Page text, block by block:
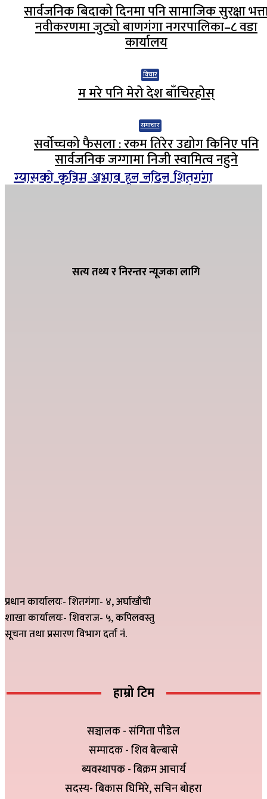
सार्वजनिक बिदाको दिनमा पनि सामाजिक सुरक्षा
नवीकरणमा जुट्यो बाणगंगा नगरपालिका–८ वडा
कार्यालय
विचार
म मरे पनि मेरो देश बाँचिरहोस्
समाचार
सर्वोच्चको फैसला : रकम तिरेर उद्योग किनिए पनि
सार्वजनिक जग्गामा निजी स्वामित्व नहुने
ग्यासको कृत्रिम अभाव हुन नदिन शितगंगा
सत्य तथ्य र निरन्तर न्यूजका लागि
प्रधान कार्यालयः- शितगंगा- ४, अर्घाखाँची
शाखा कार्यालयः- शिवराज- ५, कपिलवस्तु
सूचना तथा प्रसारण विभाग दर्ता नं.
हाम्रो टिम
सञ्चालक - संगिता पौडेल
सम्पादक - शिव बेल्बासे
ब्यवस्थापक - बिक्रम आचार्य
सदस्य- बिकास घिमिरे, सचिन बोहरा